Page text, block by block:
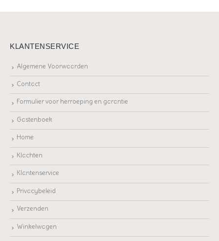
KLANTENSERVICE
Algemene Voorwaarden
Contact
Formulier voor herroeping en garantie
Gastenboek
Home
Klachten
Klantenservice
Privacybeleid
Verzenden
Winkelwagen